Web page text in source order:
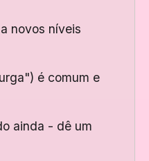
novos níveis
é comum e
ainda - dê um